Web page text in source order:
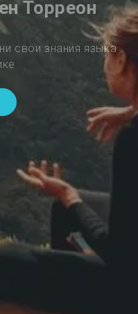
Торреон
свои знания языка